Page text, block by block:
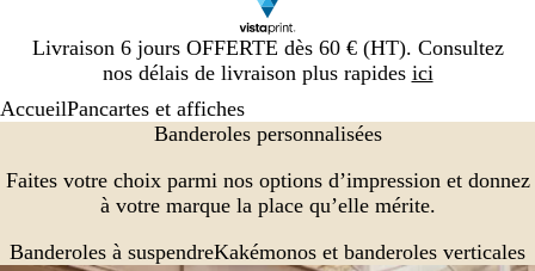
Livraison 6 jours OFFERTE dès 60 € (HT). Consultez
nos délais de livraison plus rapides ici
Diapositive
1
AccueilPancartes et affiches
Banderoles personnalisées
Faites votre choix parmi nos options d’impression et donnez
à votre marque la place qu’elle mérite.
Banderoles à suspendreKakémonos et banderoles verticales